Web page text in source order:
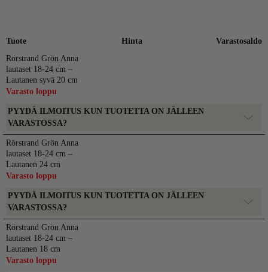
Tuote Hinta
Varastosaldo
Rörstrand Grön Anna
lautaset 18-24 cm –
Lautanen syvä 20 cm
Varasto loppu
PYYDÄ ILMOITUS KUN TUOTETTA ON JÄLLEEN
VARASTOSSA?
Rörstrand Grön Anna
lautaset 18-24 cm –
Lautanen 24 cm
Varasto loppu
PYYDÄ ILMOITUS KUN TUOTETTA ON JÄLLEEN
VARASTOSSA?
Rörstrand Grön Anna
lautaset 18-24 cm –
Lautanen 18 cm
Varasto loppu